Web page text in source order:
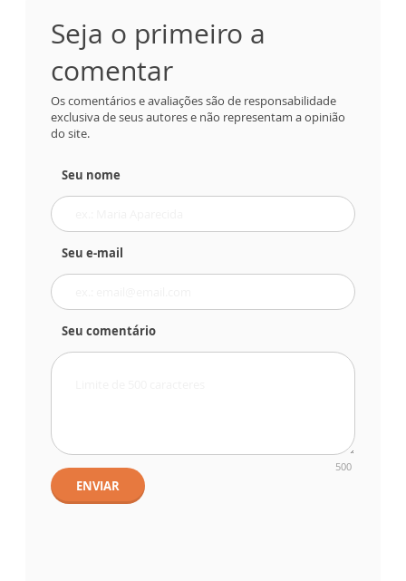
Seja o primeiro a
comentar
Os comentários e avaliações são de responsabilidade
exclusiva de seus autores e não representam a opinião
do site.
Seu nome
Seu e-mail
Seu comentário
500
ENVIAR